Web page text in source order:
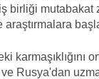
birliği mutabakat
karmaşıklığını
Rusya'dan